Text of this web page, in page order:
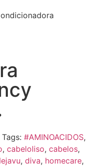
Tags: #AMINOACIDOS,
, cabeloliso, cabelos,
, diva, homecare,